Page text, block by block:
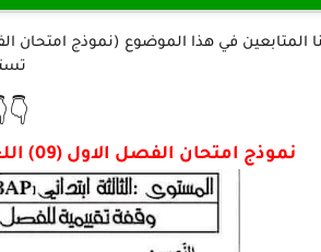
نموذج امتحان الفصل الاول (09) اللغة العربية للسنة 3 ابتدائي - الجيل الثاني